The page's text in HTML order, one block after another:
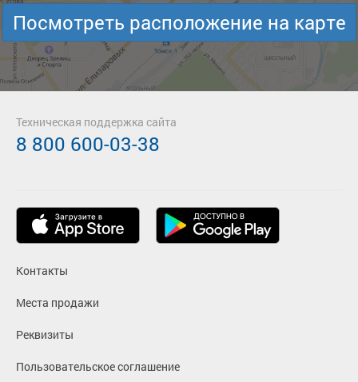
Посмотреть расположение на карте
Контакты
Места продажи
Реквизиты
Пользовательское соглашение
Техническая поддержка сайта
8 800 600-03-38